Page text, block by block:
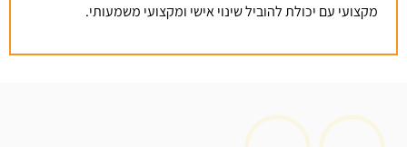
מקצועי עם יכולת להוביל שינוי אישי ומקצועי משמעותי.